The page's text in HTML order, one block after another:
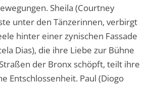
Sheila (Courtney
unter den Tänzerinnen, verbirgt
hinter einer zynischen Fassade
Dias), die ihre Liebe zur Bühne
der Bronx schöpft, teilt ihre
Entschlossenheit. Paul (Diogo